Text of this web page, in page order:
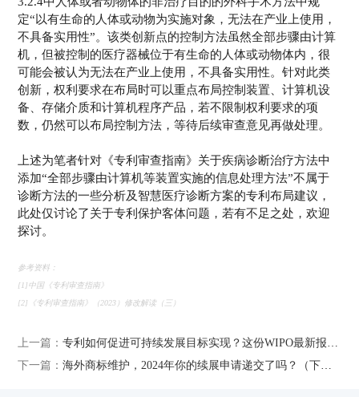
定“以有生命的人体或动物为实施对象，无法在产业上使用，
不具备实用性”。该类创新点的控制方法虽然全部步骤由计算
机，但被控制的医疗器械位于有生命的人体或动物体内，很
可能会被认为无法在产业上使用，不具备实用性。针对此类
创新，权利要求在布局时可以重点布局控制装置、计算机设
备、存储介质和计算机程序产品，若不限制权利要求的项
数，仍然可以布局控制方法，等待后续审查意见再做处理。
上述为笔者针对《专利审查指南》关于疾病诊断治疗方法中
添加“全部步骤由计算机等装置实施的信息处理方法”不属于
诊断方法的一些分析及智慧医疗诊断方案的专利布局建议，
此处仅讨论了关于专利保护客体问题，若有不足之处，欢迎
探讨。
参考资料：
[1]中国《专利审查指南》
[2]《专利审查指南》（2023）修改解读（三）
上一篇：专利如何促进可持续发展目标实现？这份WIPO最新报告揭示答案
下一篇：海外商标维护，2024年你的续展申请递交了吗？（下篇）